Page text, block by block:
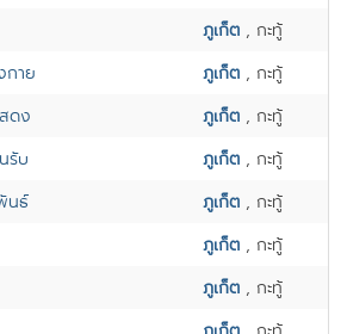
ภูเก็ต , กะทู้
กาย
ภูเก็ต , กะทู้
ดง
ภูเก็ต , กะทู้
รับ
ภูเก็ต , กะทู้
นธ์
ภูเก็ต , กะทู้
ภูเก็ต , กะทู้
ภูเก็ต , กะทู้